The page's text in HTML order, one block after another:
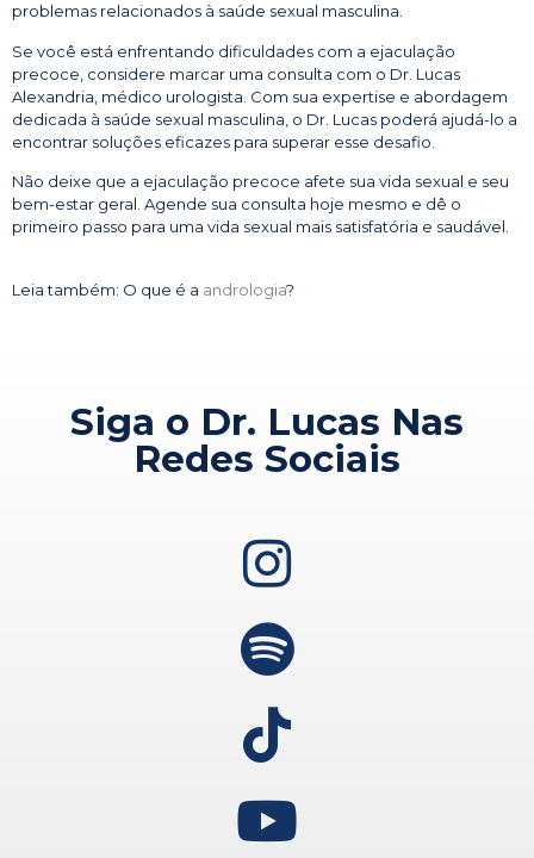
problemas relacionados à saúde sexual masculina.
Se você está enfrentando dificuldades com a ejaculação
precoce, considere marcar uma consulta com o Dr. Lucas
Alexandria, médico urologista. Com sua expertise e abordagem
dedicada à saúde sexual masculina, o Dr. Lucas poderá ajudá-lo a
encontrar soluções eficazes para superar esse desafio.
Não deixe que a ejaculação precoce afete sua vida sexual e seu
bem-estar geral. Agende sua consulta hoje mesmo e dê o
primeiro passo para uma vida sexual mais satisfatória e saudável.
Leia também: O que é a andrologia?
Siga o Dr. Lucas Nas
Redes Sociais